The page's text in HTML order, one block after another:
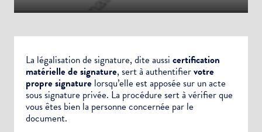
La légalisation de signature, dite aussi certification
matérielle de signature, sert à authentifiervotre
propre signature lorsqu’elle est apposée sur unacte
sous signature privée. La procédure sert à vérifier que
vous êtes bien la personne concernée par le
document.